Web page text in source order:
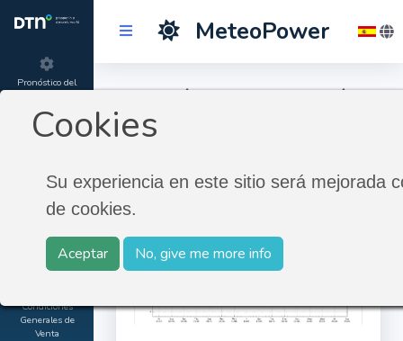
Cookies
Su experiencia en este sitio será mejorada
de cookies.
Aceptar No, give me more info
Pronóstico del
MeteoGroup
Condiciones
Generales de
Venta
MeteoPower
Pronóstico a 28 días.